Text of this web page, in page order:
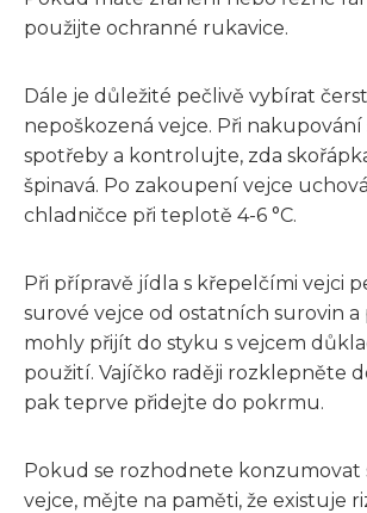
použijte ochranné rukavice.
Dále je důležité pečlivě vybírat
nepoškozená vejce. Při nakupování
spotřeby a kontrolujte, zda
špinavá. Po zakoupení vejce
chladničce při teplotě 4-6 °C.
Při přípravě jídla s křepelčími vejci
surové vejce od ostatních surovin
mohly přijít do styku s vejcem
použití. Vajíčko raději rozklepněte
pak teprve přidejte do pokrmu.
Pokud se rozhodnete konzumovat
vejce, mějte na paměti, že existuje